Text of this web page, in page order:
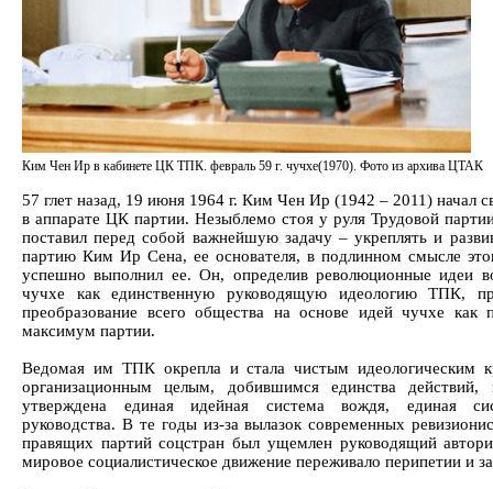
Ким Чен Ир в кабинете ЦК ТПК. февраль 59 г. чучхе(1970). Фото из архива ЦТАК
57 глет назад, 19 июня 1964 г. Ким Чен Ир (1942 – 2011) начал
в аппарате ЦК партии. Незыблемо стоя у руля Трудовой
поставил перед собой важнейшую задачу – укреплять и
партию Ким Ир Сена, ее основателя, в подлинном смысле
успешно выполнил ее. Он, определив революционные идеи
чучхе как единственную руководящую идеологию ТПК,
преобразование всего общества на основе идей чучхе как
максимум партии.
Ведомая им ТПК окрепла и стала чистым идеологическим
организационным целым, добившимся единства действий,
утверждена единая идейная система вождя, единая
руководства. В те годы из-за вылазок современных
правящих партий соцстран был ущемлен руководящий
мировое социалистическое движение переживало перипетии и